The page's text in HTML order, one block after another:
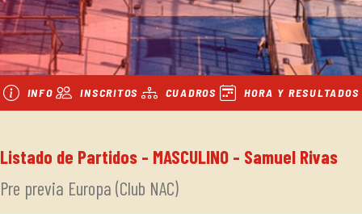
INFO INSCRITOS CUADROS HORA Y RESULTADOS
Listado de Partidos - MASCULINO - Samuel Rivas
Pre previa Europa (Club NAC)